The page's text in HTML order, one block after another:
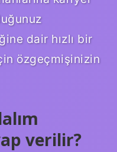
dair hızlı bir
özgeçmişinizin
verilir?